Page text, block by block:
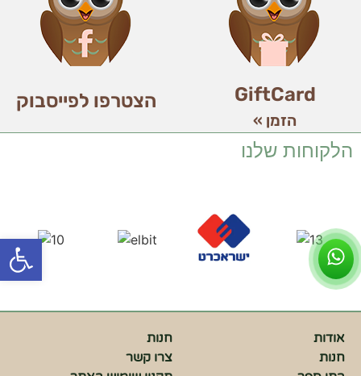
GiftCard
הזמן »
הצטרפו לפייסבוק
הלקוחות שלנו
אודות
חנות
חנות
צרו קשר
פתח